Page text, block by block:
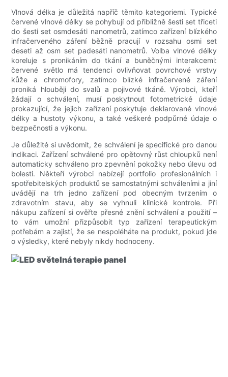
Vlnová délka je důležitá napříč těmito kategoriemi. Typické
červené vlnové délky se pohybují od přibližně šesti set třiceti
do šesti set osmdesáti nanometrů, zatímco zařízení blízkého
infračerveného záření běžně pracují v rozsahu osmi set
deseti až osm set padesáti nanometrů. Volba vlnové délky
koreluje s pronikáním do tkání a buněčnými interakcemi:
červené světlo má tendenci ovlivňovat povrchové vrstvy
kůže a chromofory, zatímco blízké infračervené záření
proniká hlouběji do svalů a pojivové tkáně. Výrobci, kteří
žádají o schválení, musí poskytnout fotometrické údaje
prokazující, že jejich zařízení poskytuje deklarované vlnové
délky a hustoty výkonu, a také veškeré podpůrné údaje o
bezpečnosti a výkonu.
Je důležité si uvědomit, že schválení je specifické pro danou
indikaci. Zařízení schválené pro opětovný růst chloupků není
automaticky schváleno pro zpevnění pokožky nebo úlevu od
bolesti. Někteří výrobci nabízejí portfolio profesionálních i
spotřebitelských produktů se samostatnými schváleními a jiní
uvádějí na trh jedno zařízení pod obecným tvrzením o
zdravotním stavu, aby se vyhnuli klinické kontrole. Při
nákupu zařízení si ověřte přesné znění schválení a použití –
to vám umožní přizpůsobit typ zařízení terapeutickým
potřebám a zajistí, že se nespoléháte na produkt, pokud jde
o výsledky, které nebyly nikdy hodnoceny.